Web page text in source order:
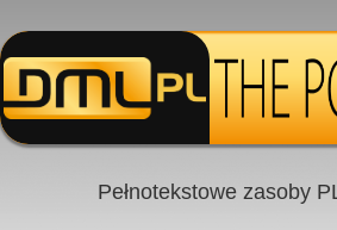
Pełnotekstowe zasoby